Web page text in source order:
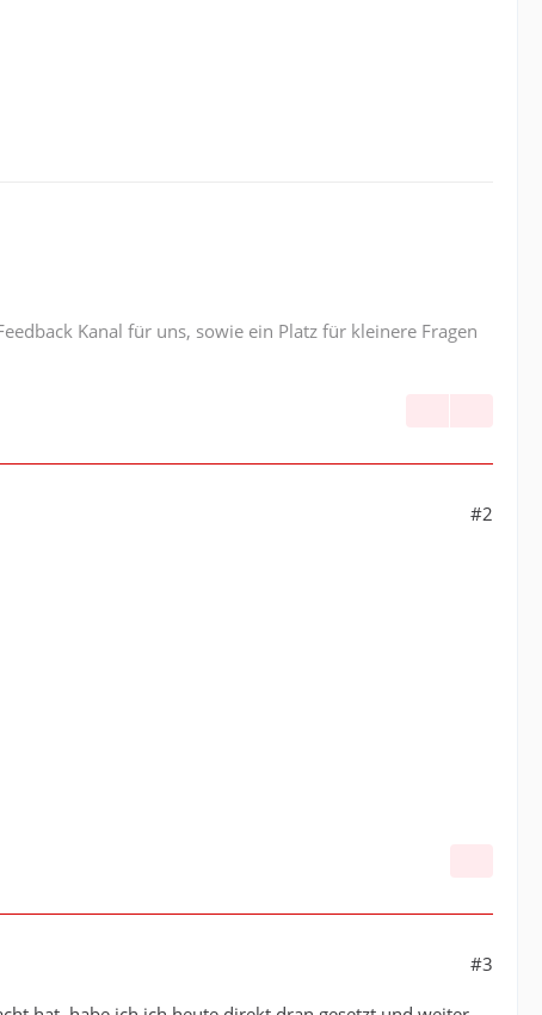
Kanal für uns, sowie ein Platz für kleinere Fragen
#2
#3